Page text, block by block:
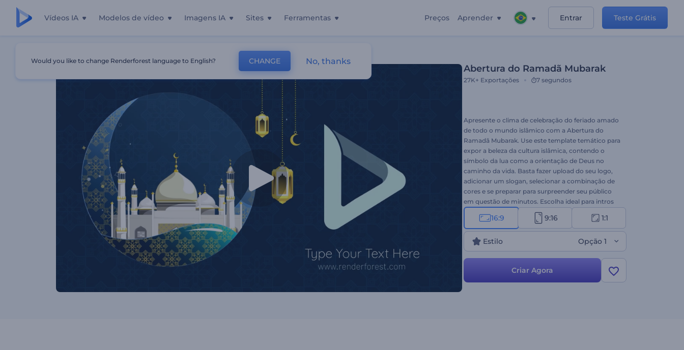
Vídeos IA Modelos de vídeo Imagens IA Sites Ferramentas Preços Aprender Entrar Teste Grátis
Abertura do Ramadã Mubarak
27K+ Exportações 7 segundos
Apresente o clima de celebração do feriado amado
de todo o mundo islâmico com a Abertura do
Ramadã Mubarak. Use este template temático para
expor a beleza da cultura islâmica, contendo o
símbolo da lua como a orientação de Deus no
caminho da vida. Basta fazer upload do seu logo,
adicionar um slogan, selecionar a combinação de
cores e se preparar para surpreender seu público
em questão de minutos. Escolha ideal para intros
de feriados, aberturas de apresentações, convites
de celebração e muito mais. Cative a atenção do
seu público com esta intro - experimente agora!
16:9 9:16 1:1
Estilo Opção 1
Criar Agora
Would you like to change Renderforest language to English? CHANGE No, thanks